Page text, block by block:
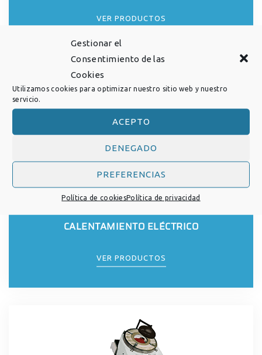
Gestionar el
Consentimiento de las
Cookies
Utilizamos cookies para optimizar nuestro sitio web y nuestro
servicio.
ACEPTO
DENEGADO
PREFERENCIAS
Política de cookiesPolítica de privacidad
VER PRODUCTOS
CALENTAMIENTO ELÉCTRICO
VER PRODUCTOS